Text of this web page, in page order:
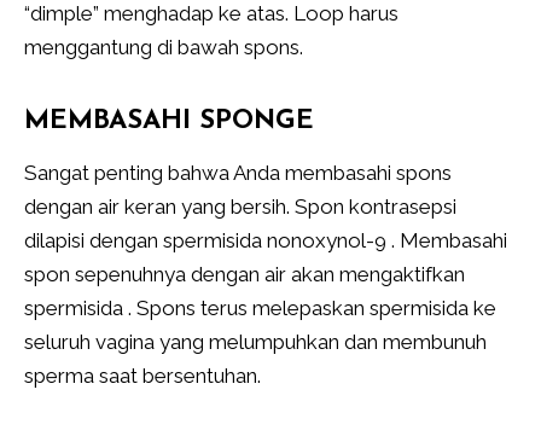
“dimple” menghadap ke atas. Loop harus
menggantung di bawah spons.
MEMBASAHI SPONGE
Sangat penting bahwa Anda membasahi spons
dengan air keran yang bersih. Spon kontrasepsi
dilapisi dengan spermisida nonoxynol-9 . Membasahi
spon sepenuhnya dengan air akan mengaktifkan
spermisida . Spons terus melepaskan spermisida ke
seluruh vagina yang melumpuhkan dan membunuh
sperma saat bersentuhan.